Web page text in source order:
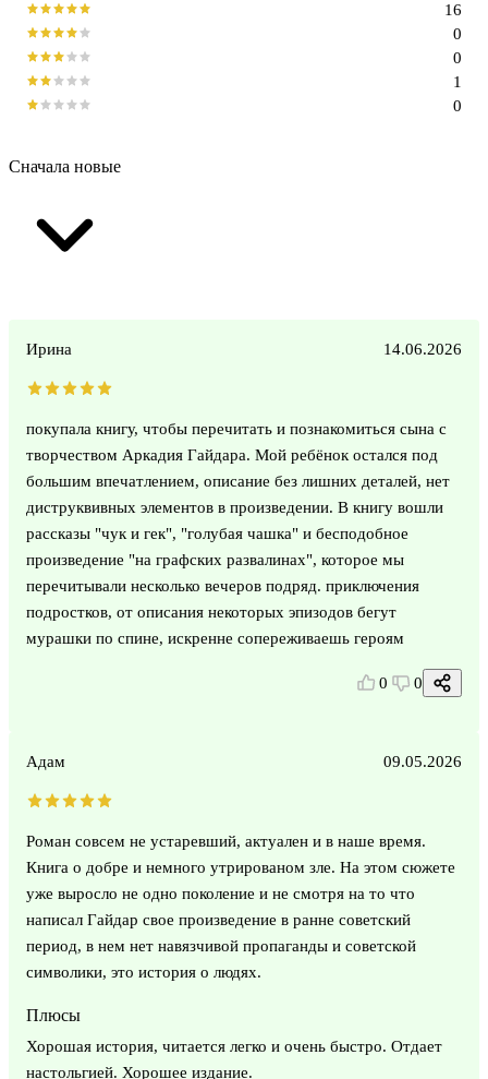
0
1
0
0
16
Сначала новые
Ирина 14.06.2026
покупала книгу, чтобы перечитать и познакомиться сына с
творчеством Аркадия Гайдара. Мой ребёнок остался под
большим впечатлением, описание без лишних деталей, нет
диструквивных элементов в произведении. В книгу вошли
рассказы "чук и гек", "голубая чашка" и бесподобное
произведение "на графских развалинах", которое мы
перечитывали несколько вечеров подряд. приключения
подростков, от описания некоторых эпизодов бегут
мурашки по спине, искренне сопереживаешь героям
0 0
Адам 09.05.2026
Роман совсем не устаревший, актуален и в наше время.
Книга о добре и немного утрированом зле. На этом сюжете
уже выросло не одно поколение и не смотря на то что
написал Гайдар свое произведение в ранне советский
период, в нем нет навязчивой пропаганды и советской
символики, это история о людях.
Плюсы
Хорошая история, читается легко и очень быстро. Отдает
настольгией. Хорошее издание.